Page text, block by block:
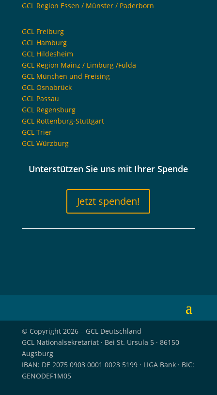
GCL Region Essen / Münster / Paderborn
GCL Freiburg
GCL Hamburg
GCL Hildesheim
GCL Region Mainz / Limburg /Fulda
GCL München und Freising
GCL Osnabrück
GCL Passau
GCL Regensburg
GCL Rottenburg-Stuttgart
GCL Trier
GCL Würzburg
Unterstützen Sie uns mit Ihrer Spende
Jetzt spenden!
© Copyright 2026 – GCL Deutschland
GCL Nationalsekretariat · Bei St. Ursula 5 · 86150
Augsburg
IBAN: DE 2075 0903 0001 0023 5199 · LIGA Bank · BIC:
GENODEF1M05